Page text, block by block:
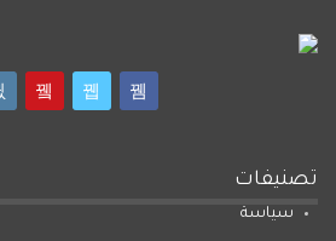
تصنيفات
سياسة